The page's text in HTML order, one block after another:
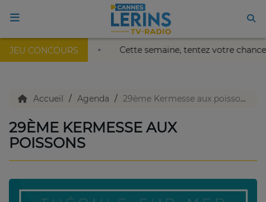
JEU CONCOURS
Palais Nikaïa de Nice ! Cette semaine, tentez votre
TV en direct
Replay TV
Accueil Agenda 29ème Kermesse aux poissons
29ÈME KERMESSE AUX
POISSONS